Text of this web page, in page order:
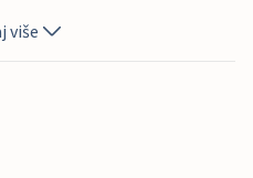
više